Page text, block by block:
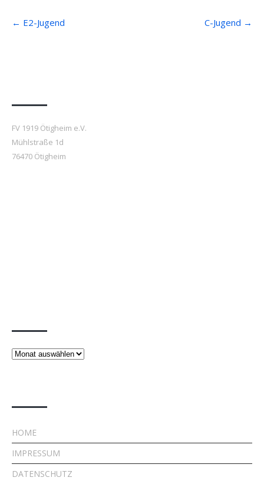
navigation
← E2-Jugend C-Jugend →
FV 1919 Ötigheim e.V.
Mühlstraße 1d
76470 Ötigheim
Beiträge
HOME
IMPRESSUM
DATENSCHUTZ